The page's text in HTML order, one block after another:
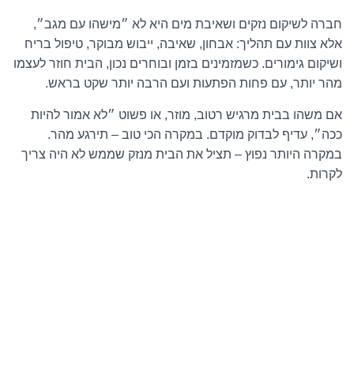
חברה לשיקום נזקים ושאיבת מים היא לא ״מישהו עם מגב״,
אלא צוות עם תהליך: אבחון, שאיבה, ייבוש מבוקר, טיפול בריח
ושיקום גימורים. כשמזמינים בזמן ובוחרים נכון, הבית חוזר לעצמו
מהר יותר, עם פחות הפתעות ועם הרבה יותר שקט בראש.
אם משהו בבית מרגיש רטוב, מוזר, או פשוט ״לא אמור להיות
ככה״, עדיף לבדוק מוקדם. במקרה הכי טוב – תירגע מהר.
במקרה היותר נפוץ – תציל את הבית מנזק שממש לא היה צריך
לקרות.